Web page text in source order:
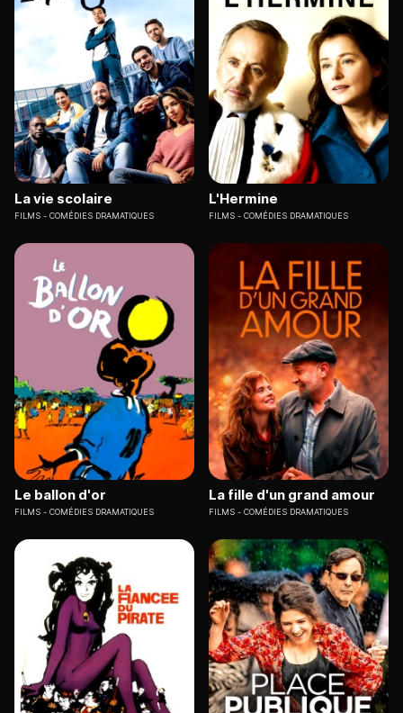
La vie scolaire
FILMS COMÉDIES DRAMATIQUES
L'Hermine
FILMS COMÉDIES DRAMATIQUES
Le ballon d'or
FILMS COMÉDIES DRAMATIQUES
La fille d'un grand amour
FILMS COMÉDIES DRAMATIQUES